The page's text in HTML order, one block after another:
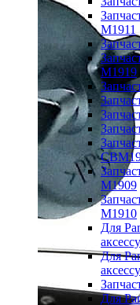
M1911
M1919
M1909
M1910
Для
Для
Для